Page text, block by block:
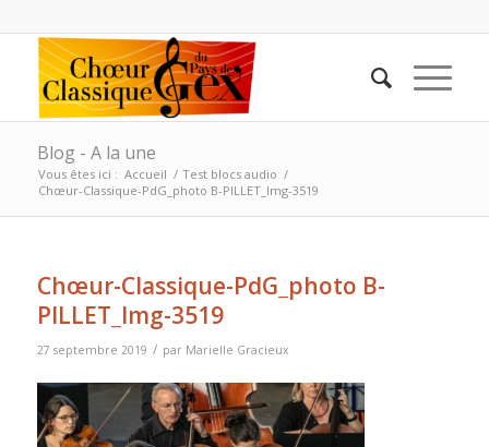
Blog - A la une
Vous êtes ici : Accueil / Test blocs audio /
Chœur-Classique-PdG_photo B-PILLET_Img-3519
Chœur-Classique-PdG_photo B-
PILLET_Img-3519
27 septembre 2019 / par Marielle Gracieux